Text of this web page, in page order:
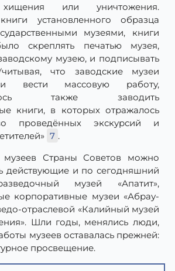
или уничтожения.
установленного образца
музеями, книги
скреплять печатью музея,
музею, и подписывать
что заводские музеи
вести массовую работу,
также заводить
книги, в которых отражалось
проведённых экскурсий и
7 .
Страны Советов можно
действующие и по сегодняшний
музей «Апатит»,
корпоративные музеи «Абрау-
отраслевой «Калийный музей
Шли годы, менялись люди,
музеев оставалась прежней:
просвещение.